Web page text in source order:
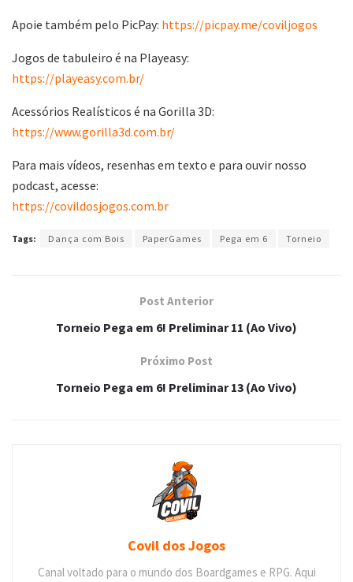
Apoie também pelo PicPay: https://picpay.me/coviljogos
Jogos de tabuleiro é na Playeasy:
https://playeasy.com.br/
Acessórios Realísticos é na Gorilla 3D:
https://www.gorilla3d.com.br/
Para mais vídeos, resenhas em texto e para ouvir nosso
podcast, acesse:
https://covildosjogos.com.br
Tags: Dança com Bois PaperGames Pega em 6 Torneio
Post Anterior
Torneio Pega em 6! Preliminar 11 (Ao Vivo)
Próximo Post
Torneio Pega em 6! Preliminar 13 (Ao Vivo)
Covil dos Jogos
Canal voltado para o mundo dos Boardgames e RPG. Aqui